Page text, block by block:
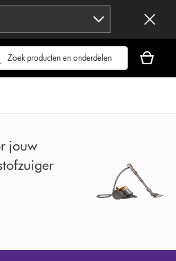
is
jouw